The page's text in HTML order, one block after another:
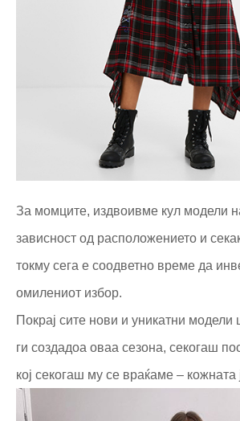
За момците, издвоивме кул модели
зависност од расположението и
токму сега е соодветно време да
омилениот избор.
Покрај сите нови и уникатни модели
ги создадоа оваа сезона, секогаш
кој секогаш му се враќаме – кожната